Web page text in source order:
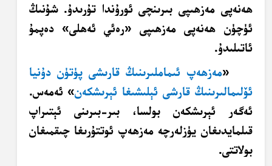
ھەنەپى مەزھىپى بىرىنچىئورۇندا تۇرىدۇ. شۇنىڭ
ئۈچۈن ھەنەپى مەزھىپى «رەئي ئەھلى» دەپمۇ
ئاتىلىدۇ.
«مەزھەپ ئىماملىرىنىڭ قارىشى پۈتۈن دۇنيا
ئۆلىمالىرىنىڭ قارشى ئېلىشىغا ئېرىشكەن» ئەمەس.
ئەگەر ئېرىشكەن بولسا، بىر-بىرىنى ئېتىراپ
قىلمايدىغان يۈزلەرچە مەزھەپ ئوتتۇرىغا چىقمىغان
بولاتتى.